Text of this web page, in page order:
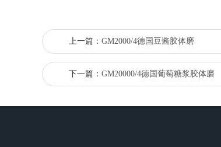
上一篇： GM2000/4德国豆酱胶体磨
下一篇： GM20000/4德国葡萄糖浆胶体磨